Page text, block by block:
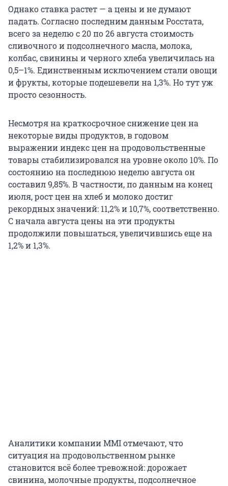
Однако ставка растет — а цены и не думают
падать. Согласно последним данным Росстата,
всего за неделю с 20 по 26 августа стоимость
сливочного и подсолнечного масла, молока,
колбас, свинины и черного хлеба увеличилась на
0,5–1%. Единственным исключением стали овощи
и фрукты, которые подешевели на 1,3%. Но тут уж
просто сезонность.
Несмотря на краткосрочное снижение цен на
некоторые виды продуктов, в годовом
выражении индекс цен на продовольственные
товары стабилизировался на уровне около 10%. По
состоянию на последнюю неделю августа он
составил 9,85%. В частности, по данным на конец
июля, рост цен на хлеб и молоко достиг
рекордных значений: 11,2% и 10,7%, соответственно.
С начала августа цены на эти продукты
продолжили повышаться, увеличившись еще на
1,2% и 1,3%.
Аналитики компании MMI отмечают, что
ситуация на продовольственном рынке
становится всё более тревожной: дорожает
свинина, молочные продукты, подсолнечное